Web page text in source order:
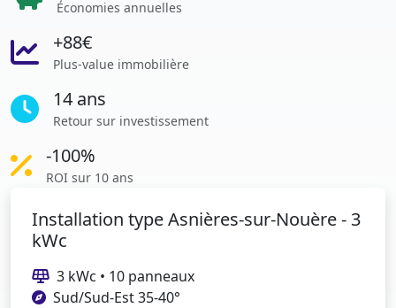
Économies annuelles
+88€
Plus-value immobilière
14 ans
Retour sur investissement
-100%
ROI sur 10 ans
Installation type Asnières-sur-Nouère - 3
kWc
3 kWc • 10 panneaux
Sud/Sud-Est 35-40°